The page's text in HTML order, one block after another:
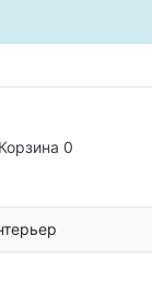
Корзина 0